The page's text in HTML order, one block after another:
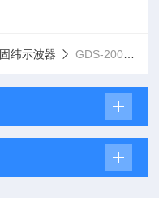
固纬示波器 GDS-2000A系列数字存储示波器